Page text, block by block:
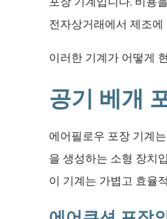
전자상거래에서 제조
이러한 기계가 어떻게
공기 베개
에어필로우 포장 기계
을 생성하는 소형 장치
이 기계는 가볍고 효율